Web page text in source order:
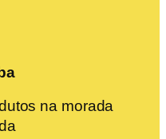
na morada